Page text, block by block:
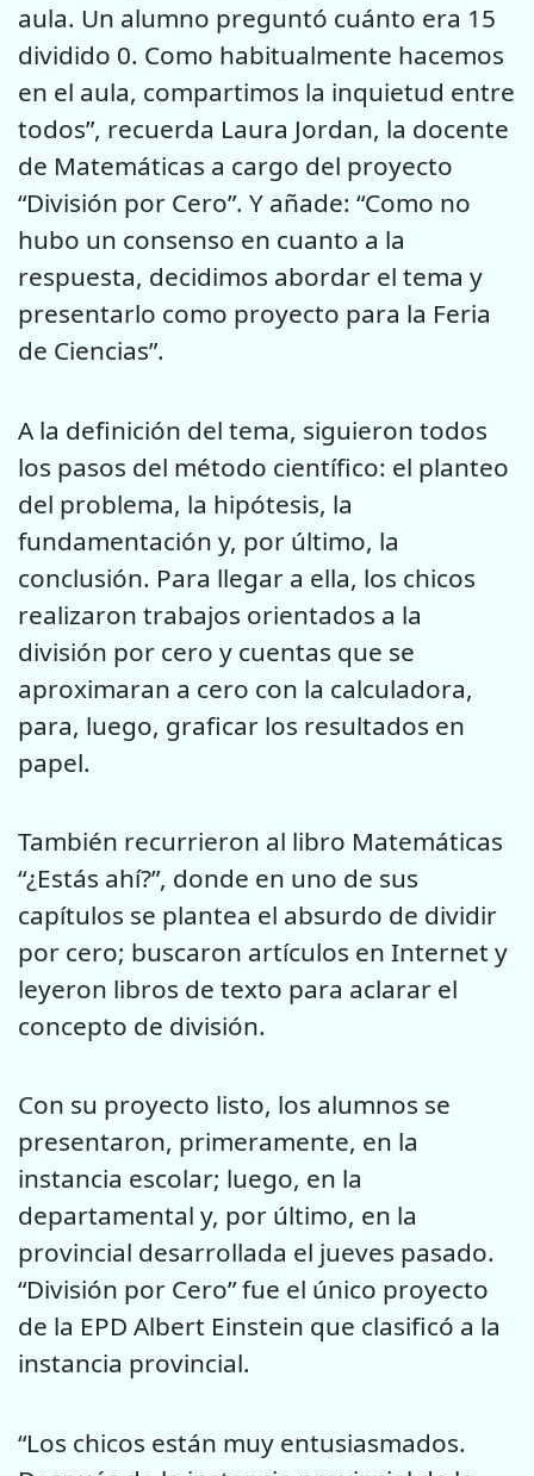
aula. Un alumno preguntó cuánto era 15
dividido 0. Como habitualmente hacemos
en el aula, compartimos la inquietud entre
todos”, recuerda Laura Jordan, la docente
de Matemáticas a cargo del proyecto
“División por Cero”. Y añade: “Como no
hubo un consenso en cuanto a la
respuesta, decidimos abordar el tema y
presentarlo como proyecto para la Feria
de Ciencias”.
A la definición del tema, siguieron todos
los pasos del método científico: el planteo
del problema, la hipótesis, la
fundamentación y, por último, la
conclusión. Para llegar a ella, los chicos
realizaron trabajos orientados a la
división por cero y cuentas que se
aproximaran a cero con la calculadora,
para, luego, graficar los resultados en
papel.
También recurrieron al libro Matemáticas
“¿Estás ahí?”, donde en uno de sus
capítulos se plantea el absurdo de dividir
por cero; buscaron artículos en Internet y
leyeron libros de texto para aclarar el
concepto de división.
Con su proyecto listo, los alumnos se
presentaron, primeramente, en la
instancia escolar; luego, en la
departamental y, por último, en la
provincial desarrollada el jueves pasado.
“División por Cero” fue el único proyecto
de la EPD Albert Einstein que clasificó a la
instancia provincial.
“Los chicos están muy entusiasmados.